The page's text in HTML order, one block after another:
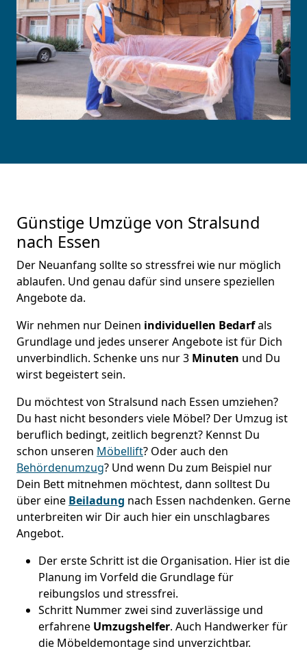
Günstige Umzüge von Stralsund
nach Essen
Der Neuanfang sollte so stressfrei wie nur möglich
ablaufen. Und genau dafür sind unsere speziellen
Angebote da.
Wir nehmen nur Deinen individuellen Bedarfals
Grundlage und jedes unserer Angebote ist für Dich
unverbindlich. Schenke uns nur 3 Minuten und Du
wirst begeistert sein.
Du möchtest von Stralsund nach Essen umziehen?
Du hast nicht besonders viele Möbel? Der Umzug ist
beruflich bedingt, zeitlich begrenzt? Kennst Du
schon unseren Möbellift? Oder auch den
Behördenumzug? Und wenn Du zum Beispiel nur
Dein Bett mitnehmen möchtest, dann solltest Du
über eine Beiladung nach Essen nachdenken. Gerne
unterbreiten wir Dir auch hier ein unschlagbares
Angebot.
Der erste Schritt ist die Organisation. Hier ist die
Planung im Vorfeld die Grundlage für
reibungslos und stressfrei.
Schritt Nummer zwei sind zuverlässige und
erfahrene Umzugshelfer. Auch Handwerker für
die Möbeldemontage sind unverzichtbar.